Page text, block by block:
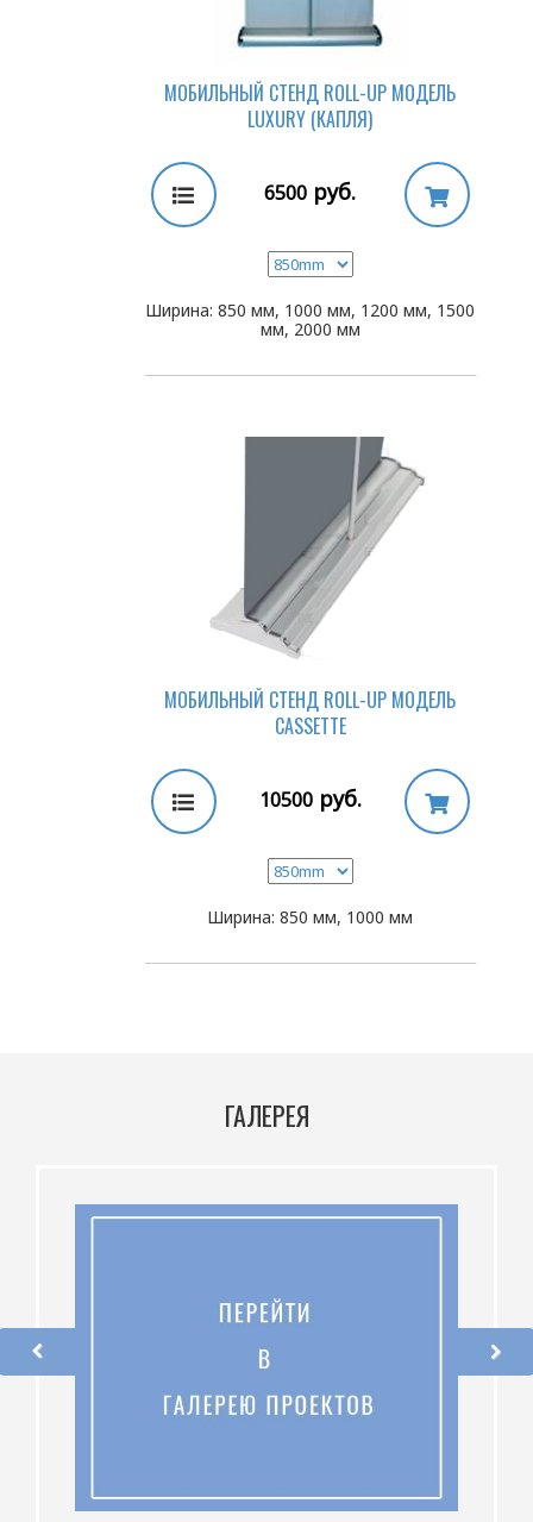
МОБИЛЬНЫЙ СТЕНД ROLL-UP МОДЕЛЬ
LUXURY (КАПЛЯ)
6500 руб.
Ширина: 850 мм, 1000 мм, 1200 мм, 1500
мм, 2000 мм
МОБИЛЬНЫЙ СТЕНД ROLL-UP МОДЕЛЬ
CASSETTE
10500руб.
Ширина: 850 мм, 1000 мм
ГАЛЕРЕЯ